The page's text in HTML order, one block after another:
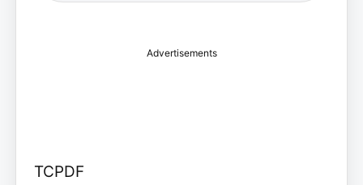
Advertisements
TCPDF